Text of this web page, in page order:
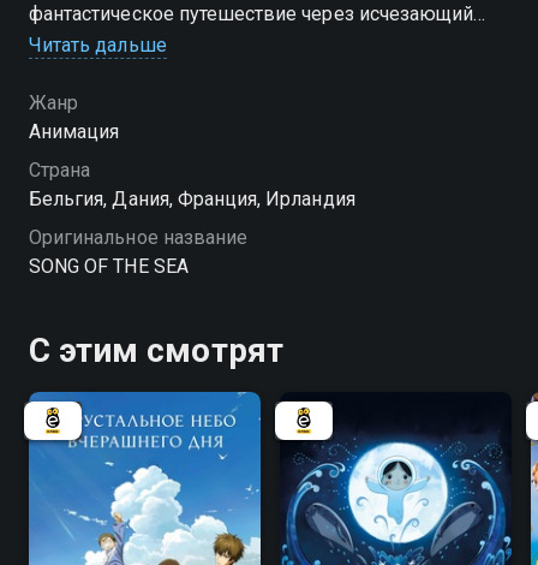
фантастическое путешествие через исчезающий
мир волшебства и старинных преданий. Смотри
Читать дальше
Жанр
Анимация
Страна
Бельгия, Дания, Франция, Ирландия
Оригинальное название
SONG OF THE SEA
С этим смотрят